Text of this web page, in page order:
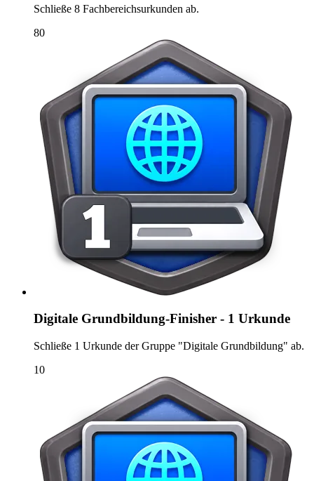
Schließe 8 Fachbereichsurkunden ab.
80
Digitale Grundbildung-Finisher - 1 Urkunde
Schließe 1 Urkunde der Gruppe "Digitale Grundbildung" ab.
10